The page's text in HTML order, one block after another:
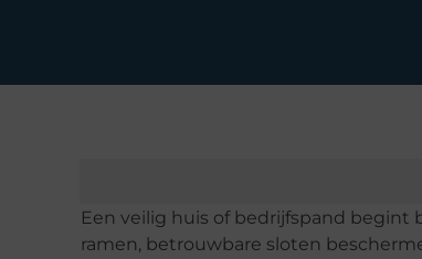
Een veilig huis of bedrijfspand begint
ramen, betrouwbare sloten